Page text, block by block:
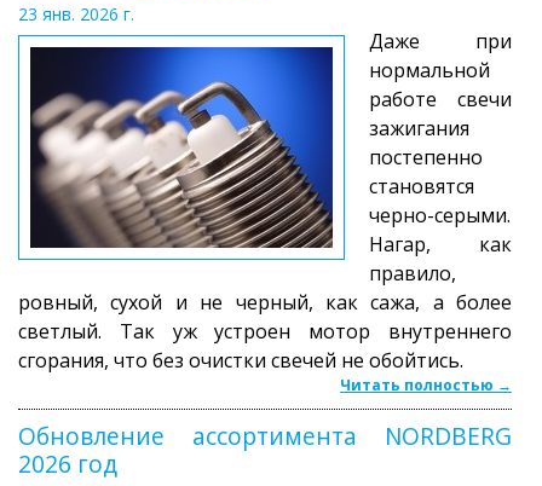
23 янв. 2026 г.
Даже при
нормальной
работе свечи
зажигания
постепенно
становятся
черно-серыми.
Нагар, как
правило,
ровный, сухой и не черный, как сажа, а более
светлый. Так уж устроен мотор внутреннего
сгорания, что без очистки свечей не обойтись.
Читать полностью →
Обновление ассортимента NORDBERG
2026 год